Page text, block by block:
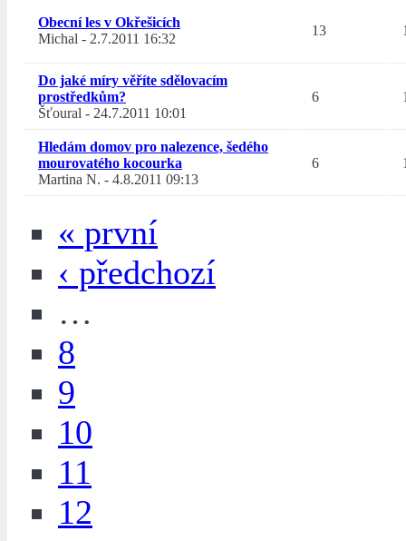
Obecní les v Okřešicích
Michal - 2.7.2011 16:32
13
Do jaké míry věříte sdělovacím
prostředkům?
Šťoural - 24.7.2011 10:01
6
Hledám domov pro nalezence, šedého
mourovatého kocourka
Martina N. - 4.8.2011 09:13
6
« první
‹ předchozí
…
8
9
10
11
12